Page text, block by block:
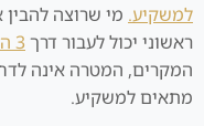
למשקיע. מי שרוצה להבין
ראשוני יכול לעבור דרך 3 הזדמנויות מסוננות בדובאי.
המקרים, המטרה אינה
מתאים למשקיע.